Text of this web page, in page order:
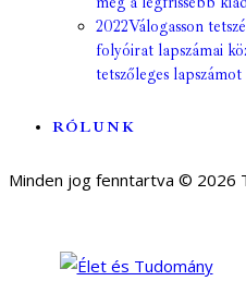
2022Válogasson
folyóirat lapszámai
tetszőleges
RÓLUNK
Minden jog fenntartva © 2026